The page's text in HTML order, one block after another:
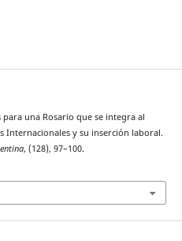
para una Rosario que se integra al
Internacionales y su inserción laboral.
, (128), 97–100.